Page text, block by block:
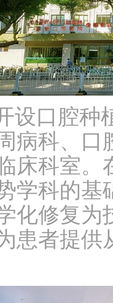
设口腔种
病科、口
床科室。
学科的基
化修复为
患者提供